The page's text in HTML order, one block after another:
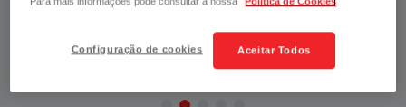
Aceitar Todos
Configuração de cookies